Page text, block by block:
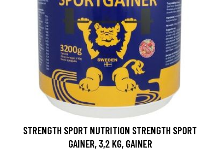
STRENGTH SPORT NUTRITION STRENGTH SPORT
GAINER, 3,2 KG, GAINER